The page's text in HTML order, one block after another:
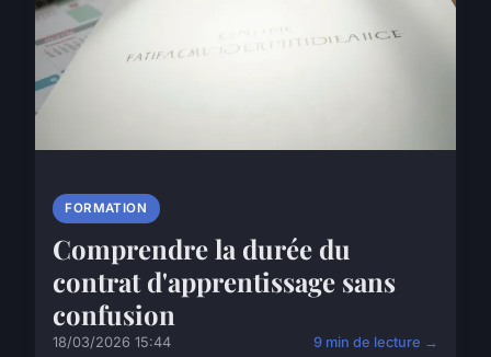
FORMATION
Comprendre la durée du
contrat d'apprentissage sans
confusion
18/03/2026 15:44 9 min de lecture →